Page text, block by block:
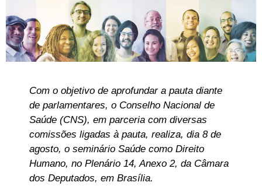
Com o objetivo de aprofundar a pauta diante
de parlamentares, o Conselho Nacional de
Saúde (CNS), em parceria com diversas
comissões ligadas à pauta, realiza, dia 8 de
agosto, o seminário Saúde como Direito
Humano, no Plenário 14, Anexo 2, da Câmara
dos Deputados, em Brasília.